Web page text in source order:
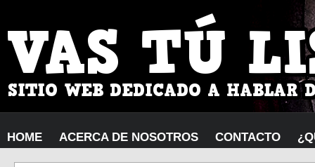
HOME ACERCA DE NOSOTROS CONTACTO